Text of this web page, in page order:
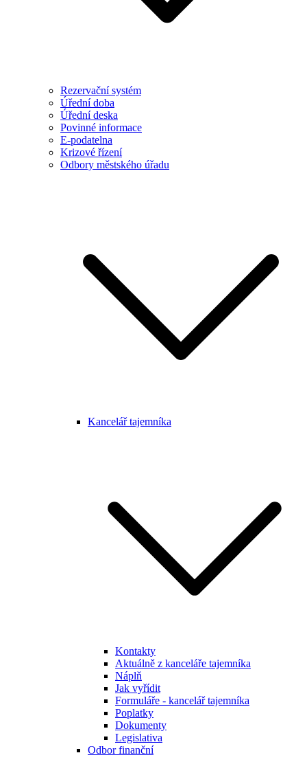
Rezervační systém
Úřední doba
Úřední deska
Povinné informace
E-podatelna
Krizové řízení
Odbory městského úřadu
Kancelář tajemníka
Kontakty
Aktuálně z kanceláře tajemníka
Náplň
Jak vyřídit
Formuláře - kancelář tajemníka
Poplatky
Dokumenty
Legislativa
Odbor finanční